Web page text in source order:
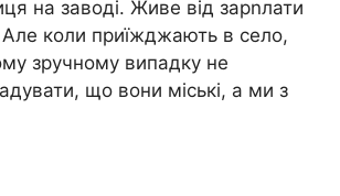
на заводі. Живе від зарnлати
коли приїжджають в село,
зручному випадку не
що вони міські, а ми з